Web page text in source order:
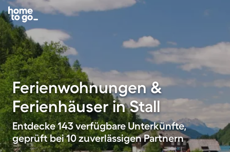
Ferienwohnungen &
Ferienhäuser in Stall
Entdecke 143 verfügbare Unterkünfte,
geprüft bei 10 zuverlässigen Partnern